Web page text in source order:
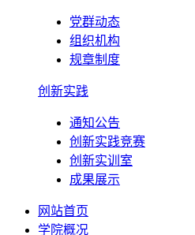
党群动态
组织机构
规章制度
创新实践
通知公告
创新实践竞赛
创新实训室
成果展示
网站首页
学院概况